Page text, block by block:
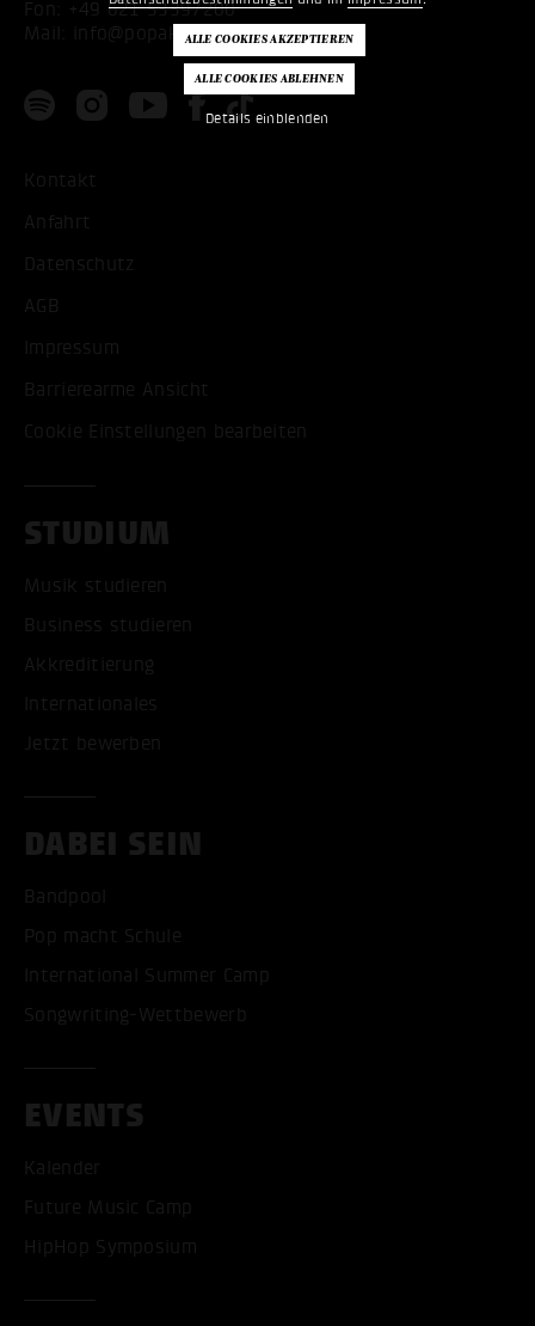
Details einblenden
Fon:
+49 621 53397200
Mail:
info@popakademie.de
Kontakt
Anfahrt
Datenschutz
AGB
Impressum
Barrierearme Ansicht
Cookie Einstellungen bearbeiten
STUDIUM
Musik studieren
Business studieren
Akkreditierung
Internationales
Jetzt bewerben
DABEI SEIN
Bandpool
Pop macht Schule
International Summer Camp
Songwriting-Wettbewerb
EVENTS
Kalender
Future Music Camp
HipHop Symposium